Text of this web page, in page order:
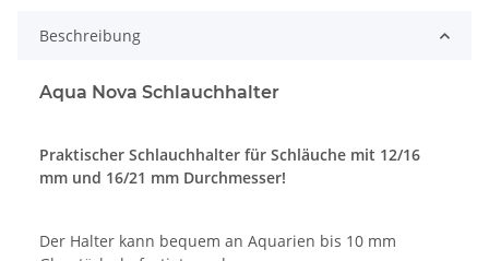
Beschreibung
Aqua Nova Schlauchhalter
Praktischer Schlauchhalter für Schläuche mit 12/16
mm und 16/21 mm Durchmesser!
Der Halter kann bequem an Aquarien bis 10 mm